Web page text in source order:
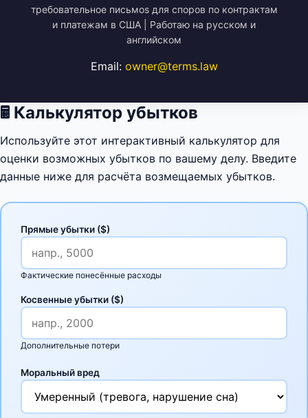
требовательное письмоs для споров по контрактам
и платежам в США | Работаю на русском и
английском
Email: owner@terms.law
🖩 Калькулятор убытков
Используйте этот интерактивный калькулятор для
оценки возможных убытков по вашему делу. Введите
данные ниже для расчёта возмещаемых убытков.
Прямые убытки ($)
Фактические понесённые расходы
Косвенные убытки ($)
Дополнительные потери
Моральный вред